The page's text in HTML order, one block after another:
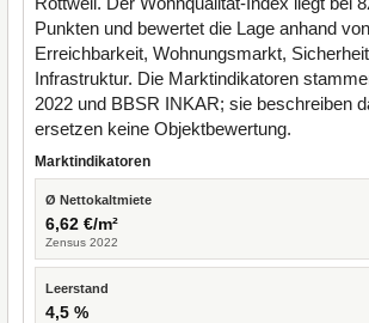
Punkten und bewertet die Lage anhand
Erreichbarkeit, Wohnungsmarkt,
Infrastruktur. Die Marktindikatoren
2022 und BBSR INKAR; sie beschreiben
ersetzen keine Objektbewertung.
Marktindikatoren
Ø Nettokaltmiete
6,62 €/m²
Zensus 2022
Leerstand
4,5 %